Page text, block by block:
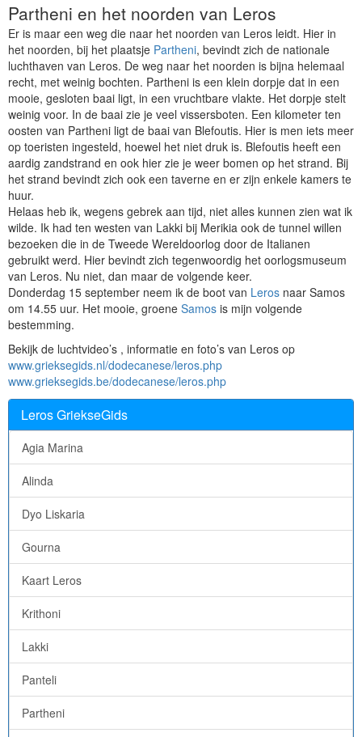
Partheni en het noorden van Leros
Er is maar een weg die naar het noorden van Leros leidt. Hier in
het noorden, bij het plaatsje Partheni, bevindt zich de nationale
luchthaven van Leros. De weg naar het noorden is bijna helemaal
recht, met weinig bochten. Partheni is een klein dorpje dat in een
mooie, gesloten baai ligt, in een vruchtbare vlakte. Het dorpje stelt
weinig voor. In de baai zie je veel vissersboten. Een kilometer ten
oosten van Partheni ligt de baai van Blefoutis. Hier is men iets meer
op toeristen ingesteld, hoewel het niet druk is. Blefoutis heeft een
aardig zandstrand en ook hier zie je weer bomen op het strand. Bij
het strand bevindt zich ook een taverne en er zijn enkele kamers te
huur.
Helaas heb ik, wegens gebrek aan tijd, niet alles kunnen zien wat ik
wilde. Ik had ten westen van Lakki bij Merikia ook de tunnel willen
bezoeken die in de Tweede Wereldoorlog door de Italianen
gebruikt werd. Hier bevindt zich tegenwoordig het oorlogsmuseum
van Leros. Nu niet, dan maar de volgende keer.
Donderdag 15 september neem ik de boot van Leros naar Samos
om 14.55 uur. Het mooie, groene Samos is mijn volgende
bestemming.
Bekijk de luchtvideo’s , informatie en foto’s van Leros op
www.grieksegids.nl/dodecanese/leros.php
www.grieksegids.be/dodecanese/leros.php
Leros GriekseGids
Agia Marina
Alinda
Dyo Liskaria
Gourna
Kaart Leros
Krithoni
Lakki
Panteli
Partheni